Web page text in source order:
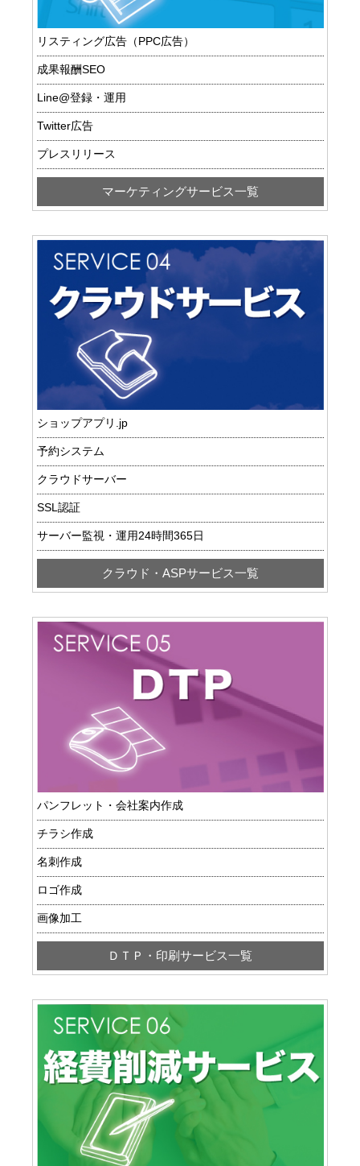
リスティング広告（PPC広告）
成果報酬SEO
Line@登録・運用
Twitter広告
プレスリリース
マーケティングサービス一覧
ショップアプリ.jp
予約システム
クラウドサーバー
SSL認証
サーバー監視・運用24時間365日
クラウド・ASPサービス一覧
パンフレット・会社案内作成
チラシ作成
名刺作成
ロゴ作成
画像加工
ＤＴＰ・印刷サービス一覧